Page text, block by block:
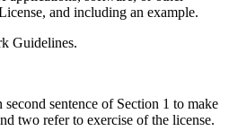
理
を促進する
ングブロック
and including an example.
Guidelines.
sentence of Section 1 to make
two refer to exercise of the license.